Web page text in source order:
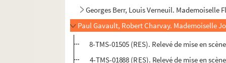
Georges Berr, Louis Verneuil. Mademoiselle
Paul Gavault, Robert Charvay. Mademoiselle
8-TMS-01505 (RES). Relevé de mise en
4-TMS-01888 (RES). Relevé de mise en